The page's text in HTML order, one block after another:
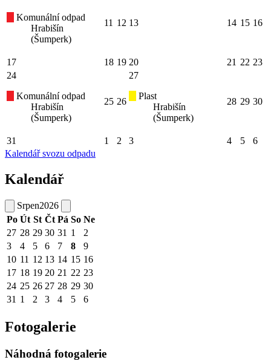
Komunální odpad
Hrabišín
(Šumperk)
11 12 13 14 15 16
17 18 19 20 21 22 23
24
Komunální odpad
Hrabišín
(Šumperk)
25 26
27
Plast
Hrabišín
(Šumperk)
28 29 30
31 1 2 3 4 5
6
Kalendář svozu odpadu
Kalendář
Srpen2026
Po Út St Čt Pá So Ne
27 28 29 30 31 1
2
3
4 5 6 7 8
9
10 11 12 13 14 15 16
17 18 19 20 21 22 23
24 25 26 27 28 29 30
31 1 2 3 4 5 6
Fotogalerie
Náhodná fotogalerie